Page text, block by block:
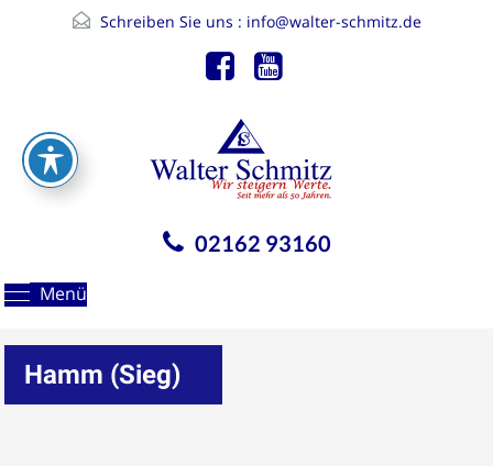
Schreiben Sie uns : info@walter-schmitz.de
02162 93160
Menü
Hamm (Sieg)